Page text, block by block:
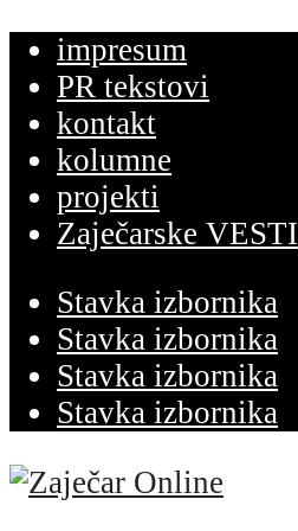
impresum
PR tekstovi
kontakt
kolumne
projekti
Zaječarske VESTI
Stavka izbornika
Stavka izbornika
Stavka izbornika
Stavka izbornika